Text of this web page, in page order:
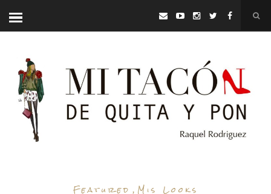
Featured , Mis Looks